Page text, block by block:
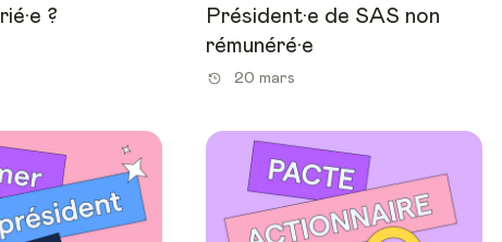
?
Président·e de SAS non
rémunéré·e
20 mars